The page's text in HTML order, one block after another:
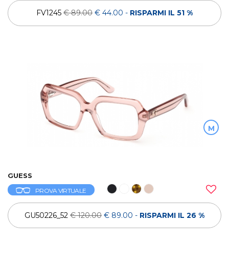
FV1245 € 89.00 € 44.00 - RISPARMI IL 51 %
M
GUESS
PROVA VIRTUALE
GU50226_52 € 120.00 € 89.00 - RISPARMI IL 26 %